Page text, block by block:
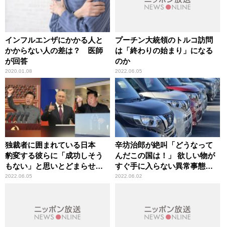
インフルエンザにかかる人と
かからない人の差は？ 医師
が回答
2020.01.08
プーチン大統領のトルコ訪問
は「終わりの始まり」になる
のか
2022.06.05
独裁者に囲まれている日本
豹変する彼らに「成功しそう
もない」と思いとどまらせる
のが抑止力
2022.06.05
辛坊治郎が絶叫「どうなって
んだこの国は！」 欲しい物が
すぐ手に入らない異常事態
に……
2022.06.02